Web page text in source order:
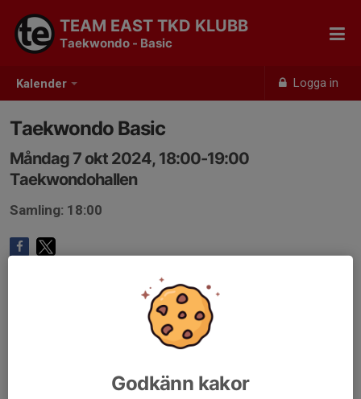
Kalender Logga in
TEAM EAST TKD KLUBB
Taekwondo - Basic
Taekwondo Basic
Måndag 7 okt 2024, 18:00-19:00
Taekwondohallen
Samling: 18:00
Godkänn kakor